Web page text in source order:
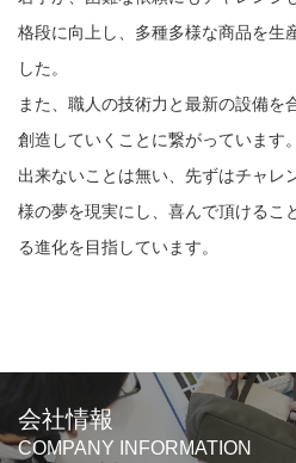
格段に向上し、多種多様な商品を生
した。
また、職人の技術力と最新の設備を
創造していくことに繋がっています。
出来ないことは無い、先ずはチャレ
様の夢を現実にし、喜んで頂けるこ
る進化を目指しています。
会社情報
COMPANY INFORMATION